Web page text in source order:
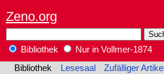
Zeno.org
Bibliothek
Nur in Vollmer-1874
Bibliothek
Lesesaal Zufälliger Artikel